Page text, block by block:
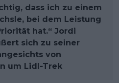
dass ich zu einem
bei dem Leistung
hat.“ Jordi
sich zu seiner
von
um Lidl-Trek